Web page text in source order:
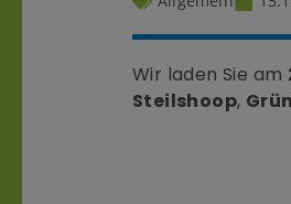
Wir laden Sie am
Steilshoop,